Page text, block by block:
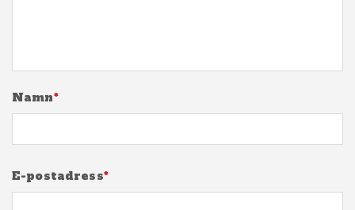
Namn*
E-postadress*